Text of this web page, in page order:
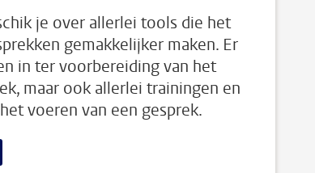
je over allerlei tools die het
gemakkelijker maken. Er
in ter voorbereiding van het
maar ook allerlei trainingen en
voeren van een gesprek.